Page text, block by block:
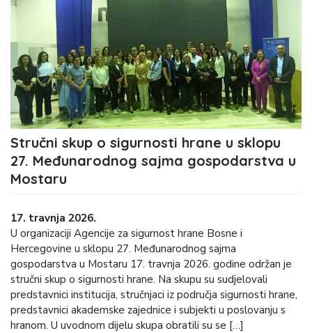
Stručni skup o sigurnosti hrane u sklopu
27. Međunarodnog sajma gospodarstva u
Mostaru
17. travnja 2026.
U organizaciji Agencije za sigurnost hrane Bosne i
Hercegovine u sklopu 27. Međunarodnog sajma
gospodarstva u Mostaru 17. travnja 2026. godine održan je
stručni skup o sigurnosti hrane. Na skupu su sudjelovali
predstavnici institucija, stručnjaci iz područja sigurnosti hrane,
predstavnici akademske zajednice i subjekti u poslovanju s
hranom. U uvodnom dijelu skupa obratili su se […]